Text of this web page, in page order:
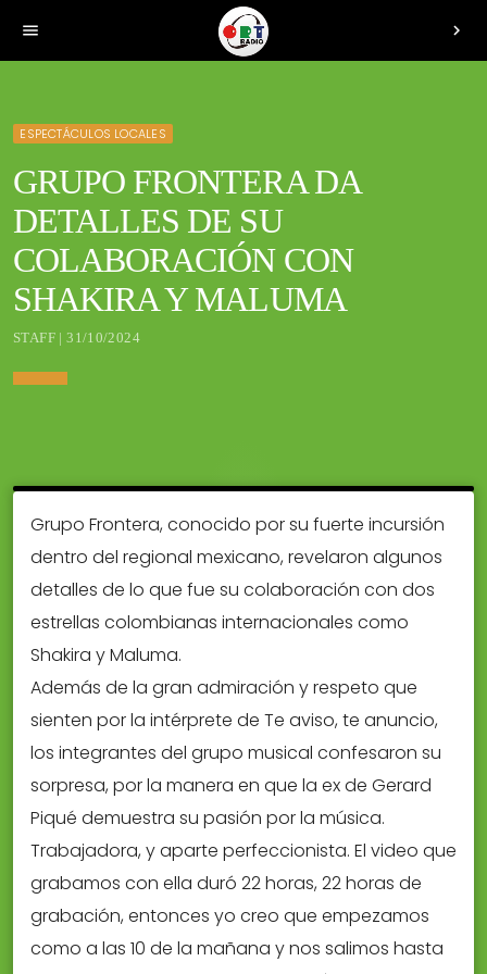
menu chevron_right
ESPECTÁCULOS LOCALES
GRUPO FRONTERA DA
DETALLES DE SU
COLABORACIÓN CON
SHAKIRA Y MALUMA
STAFF | 31/10/2024
Grupo Frontera, conocido por su fuerte incursión
dentro del regional mexicano, revelaron algunos
detalles de lo que fue su colaboración con dos
estrellas colombianas internacionales como
Shakira y Maluma.
Además de la gran admiración y respeto que
sienten por la intérprete de Te aviso, te anuncio,
los integrantes del grupo musical confesaron su
sorpresa, por la manera en que la ex de Gerard
Piqué demuestra su pasión por la música.
Trabajadora, y aparte perfeccionista. El video que
grabamos con ella duró 22 horas, 22 horas de
grabación, entonces yo creo que empezamos
como a las 10 de la mañana y nos salimos hasta